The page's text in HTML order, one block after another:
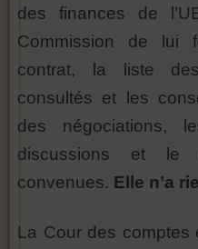
des finances de
Commission de lui
contrat, la liste
consultés et les
des négociations,
discussions et le
convenues. Elle n’a
La Cour des comptes